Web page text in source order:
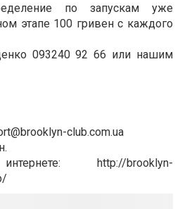
по запускам уже
этапе 100 гривен с каждого
093240 92 66 или нашим
club.com.ua
http://brooklyn-